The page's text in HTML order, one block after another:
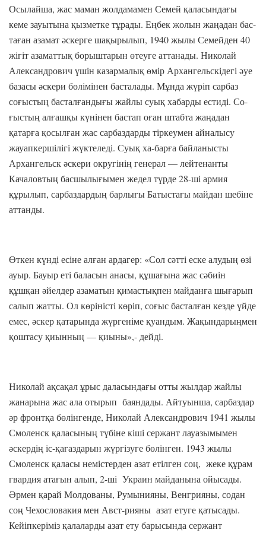
Осылайша, жас маман жолдамамен Семей қаласындағы
кеме зауытына қызметке тұрады. Еңбек жолын жаңадан бас-
таған азамат әскерге шақырылып, 1940 жылы Семейден 40
жігіт азаматтық борыштарын өтеуге аттанады. Николай
Александрович үшін казармалық өмір Архангельскідегі әуе
базасы әскери бөлімінен басталады. Мұнда жүріп сарбаз
соғыстың басталғандығы жайлы суық хабарды естиді. Со-
ғыстың алғашқы күнінен бастап оған штабта жаңадан
қатарға қосылған жас сарбаздарды тіркеумен айналысу
жауапкершілігі жүктеледі. Суық ха-барға байланысты
Архангельск әскери округінің генерал — лейтенанты
Качаловтың басшылығымен жедел түрде 28-ші армия
құрылып, сарбаздардың барлығы Батыстағы майдан шебіне
аттанды.
Өткен күнді есіне алған ардагер: «Сол сәтті еске алудың өзі
ауыр. Бауыр еті баласын анасы, құшағына жас сәбиін
құшқан әйелдер азаматын қимастықпен майданға шығарып
салып жатты. Ол көріністі көріп, соғыс басталған кезде үйде
емес, әскер қатарында жүргеніме қуандым. Жақындарыңмен
қоштасу қиынның — қиыны»,- дейді.
Николай ақсақал ұрыс даласындағы отты жылдар жайлы
жанарына жас ала отырып баяндады. Айтуынша, сарбаздар
әр фронтқа бөлінгенде, Николай Александрович 1941 жылы
Смоленск қаласының түбіне кіші сержант лауазымымен
әскердің іс-қағаздарын жүргізуге бөлінген. 1943 жылы
Смоленск қаласы немістерден азат етілген соң, жеке құрам
гвардия атағын алып, 2-ші Украин майданына ойысады.
Әрмен қарай Молдованы, Румынияны, Венгрияны, содан
соң Чехословакия мен Авст-рияны азат етуге қатысады.
Кейіпкеріміз қалаларды азат ету барысында сержант